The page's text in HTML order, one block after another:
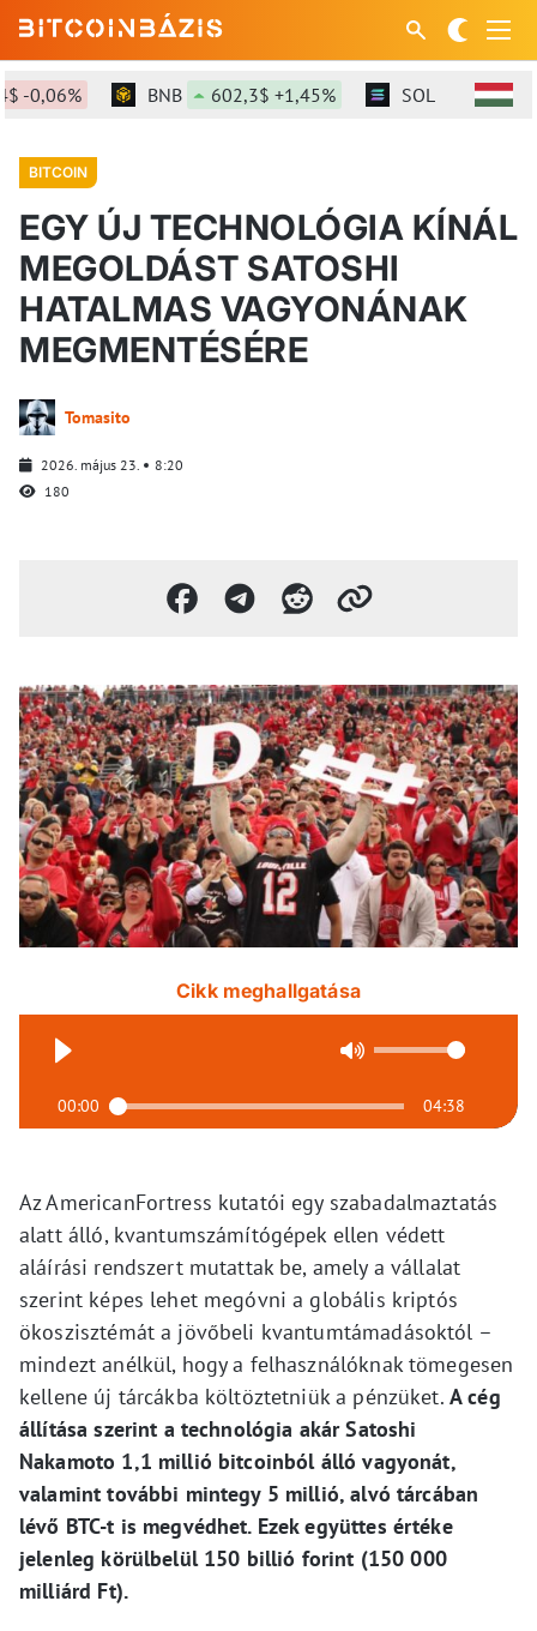
BNB 602,3$ +1,45% SOL 76$ +1,93%
BITCOIN
EGY ÚJ TECHNOLÓGIA KÍNÁL
MEGOLDÁST SATOSHI
HATALMAS VAGYONÁNAK
MEGMENTÉSÉRE
Tomasito
2026. május 23.
8:20
180
Cikk meghallgatása
00:00 04:38
Az AmericanFortress kutatói egy szabadalmaztatás
alatt álló, kvantumszámítógépek ellen védett
aláírási rendszert mutattak be, amely a vállalat
szerint képes lehet megóvni a globális kriptós
ökoszisztémát a jövőbeli kvantumtámadásoktól –
mindezt anélkül, hogy a felhasználóknak tömegesen
kellene új tárcákba költöztetniük a pénzüket. A cég
állítása szerint a technológia akár Satoshi
Nakamoto 1,1 millió bitcoinból álló vagyonát,
valamint további mintegy 5 millió, alvó tárcában
lévő BTC-t is megvédhet. Ezek együttes értéke
jelenleg körülbelül 150 billió forint (150 000
milliárd Ft).